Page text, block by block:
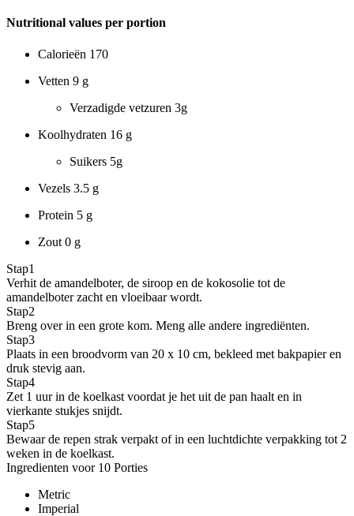
Nutritional values per portion
Calorieën 170
Vetten 9 g
Verzadigde vetzuren 3g
Koolhydraten 16 g
Suikers 5g
Vezels 3.5 g
Protein 5 g
Zout 0 g
Stap1
Verhit de amandelboter, de siroop en de kokosolie tot de
amandelboter zacht en vloeibaar wordt.
Stap2
Breng over in een grote kom. Meng alle andere ingrediënten.
Stap3
Plaats in een broodvorm van 20 x 10 cm, bekleed met bakpapier en
druk stevig aan.
Stap4
Zet 1 uur in de koelkast voordat je het uit de pan haalt en in
vierkante stukjes snijdt.
Stap5
Bewaar de repen strak verpakt of in een luchtdichte verpakking tot 2
weken in de koelkast.
Ingredienten voor 10 Porties
Metric
Imperial